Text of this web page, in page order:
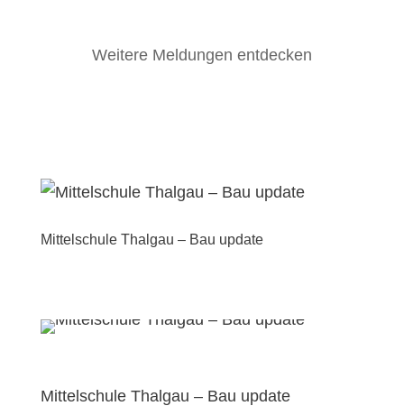
Weitere Meldungen entdecken
Mittelschule Thalgau – Bau update
Mittelschule Thalgau – Bau update